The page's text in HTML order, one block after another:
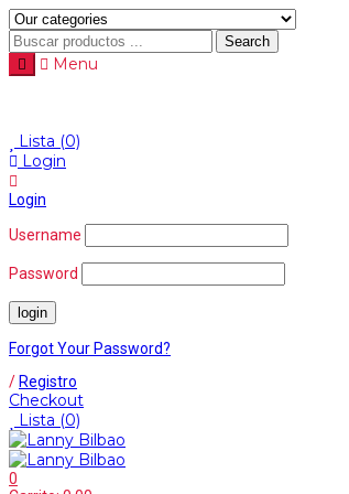
Search
Menu
Lista (0)
Login
Login
Username
Password
Forgot Your Password?
/ Registro
Checkout
Lista (0)
0